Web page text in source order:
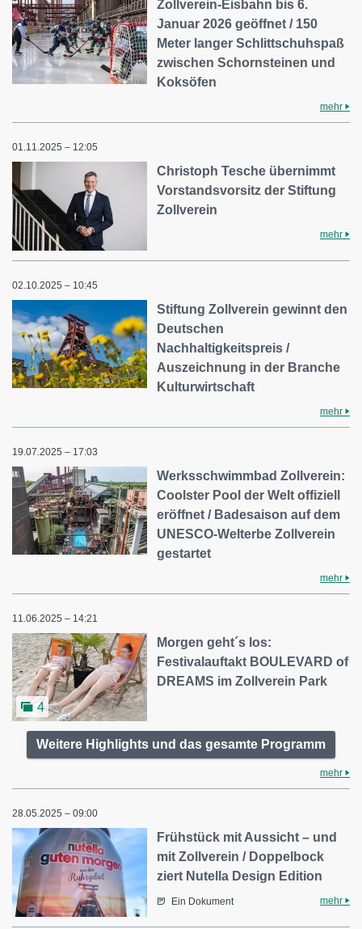
Zollverein-Eisbahn bis 6.
Januar 2026 geöffnet / 150
Meter langer Schlittschuhspaß
zwischen Schornsteinen und
Koksöfen
mehr
01.11.2025 – 12:05
Christoph Tesche übernimmt
Vorstandsvorsitz der Stiftung
Zollverein
mehr
02.10.2025 – 10:45
Stiftung Zollverein gewinnt den
Deutschen
Nachhaltigkeitspreis /
Auszeichnung in der Branche
Kulturwirtschaft
mehr
19.07.2025 – 17:03
Werksschwimmbad Zollverein:
Coolster Pool der Welt offiziell
eröffnet / Badesaison auf dem
UNESCO-Welterbe Zollverein
gestartet
mehr
11.06.2025 – 14:21
4
Morgen geht´s los:
Festivalauftakt BOULEVARD of
DREAMS im Zollverein Park
Weitere Highlights und das gesamte Programm
mehr
28.05.2025 – 09:00
Frühstück mit Aussicht – und
mit Zollverein / Doppelbock
ziert Nutella Design Edition
Ein Dokument mehr